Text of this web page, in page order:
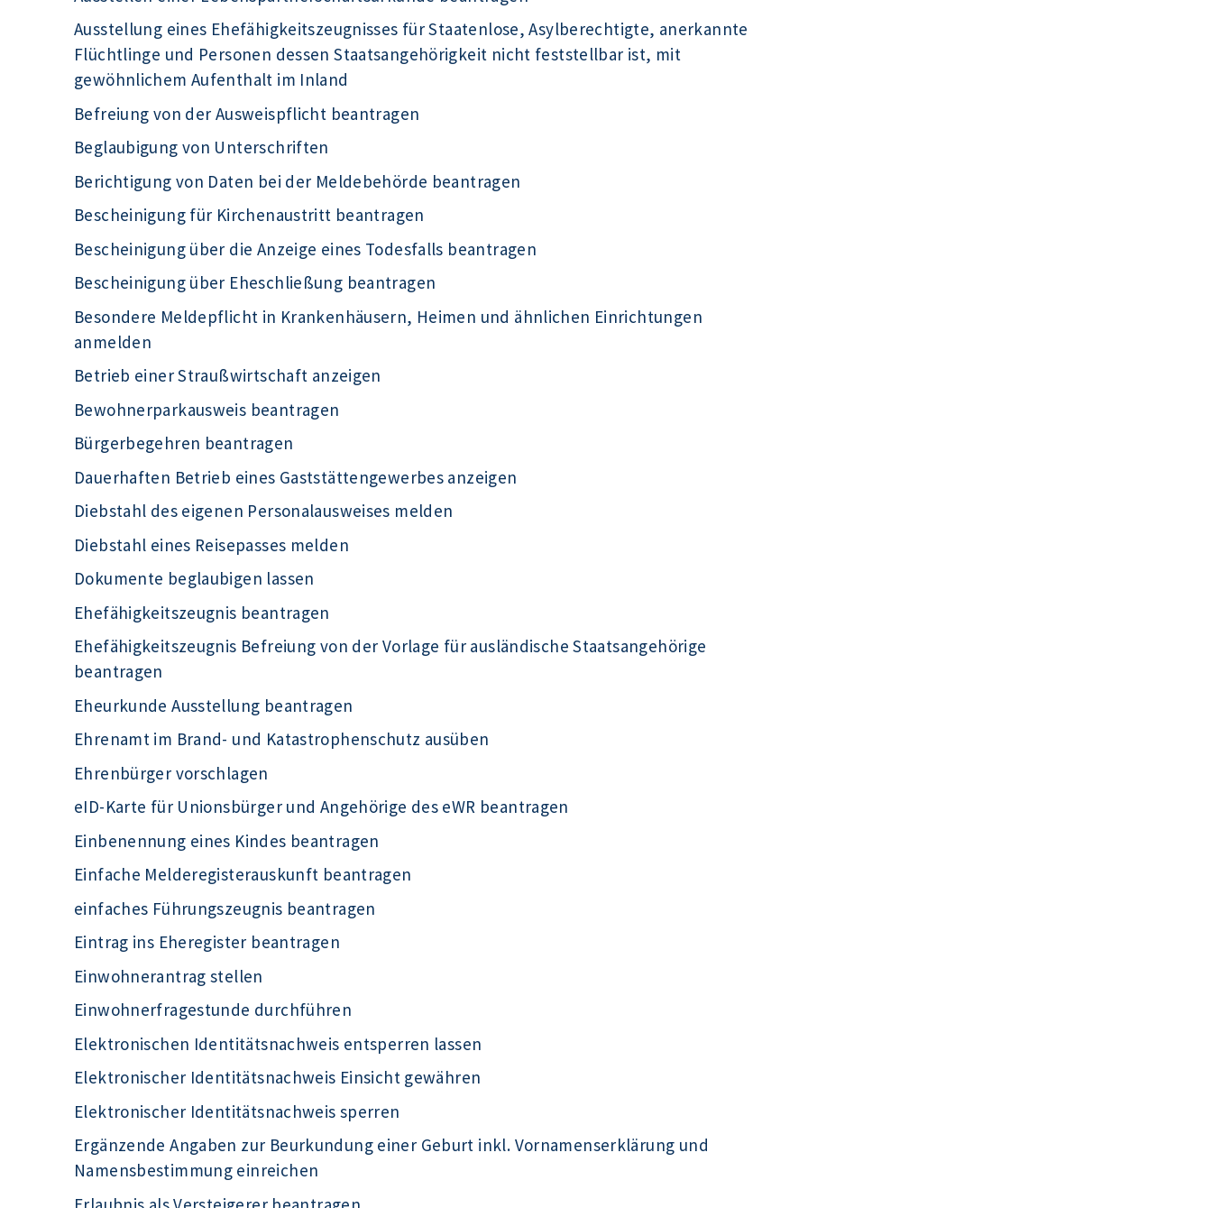
Ausstellung eines Ehefähigkeitszeugnisses für Staatenlose, Asylberechtigte, anerkannte
Flüchtlinge und Personen dessen Staatsangehörigkeit nicht feststellbar ist, mit
gewöhnlichem Aufenthalt im Inland
Befreiung von der Ausweispflicht beantragen
Beglaubigung von Unterschriften
Berichtigung von Daten bei der Meldebehörde beantragen
Bescheinigung für Kirchenaustritt beantragen
Bescheinigung über die Anzeige eines Todesfalls beantragen
Bescheinigung über Eheschließung beantragen
Besondere Meldepflicht in Krankenhäusern, Heimen und ähnlichen Einrichtungen
anmelden
Betrieb einer Straußwirtschaft anzeigen
Bewohnerparkausweis beantragen
Bürgerbegehren beantragen
Dauerhaften Betrieb eines Gaststättengewerbes anzeigen
Diebstahl des eigenen Personalausweises melden
Diebstahl eines Reisepasses melden
Dokumente beglaubigen lassen
Ehefähigkeitszeugnis beantragen
Ehefähigkeitszeugnis Befreiung von der Vorlage für ausländische Staatsangehörige
beantragen
Eheurkunde Ausstellung beantragen
Ehrenamt im Brand- und Katastrophenschutz ausüben
Ehrenbürger vorschlagen
eID-Karte für Unionsbürger und Angehörige des eWR beantragen
Einbenennung eines Kindes beantragen
Einfache Melderegisterauskunft beantragen
einfaches Führungszeugnis beantragen
Eintrag ins Eheregister beantragen
Einwohnerantrag stellen
Einwohnerfragestunde durchführen
Elektronischen Identitätsnachweis entsperren lassen
Elektronischer Identitätsnachweis Einsicht gewähren
Elektronischer Identitätsnachweis sperren
Ergänzende Angaben zur Beurkundung einer Geburt inkl. Vornamenserklärung und
Namensbestimmung einreichen